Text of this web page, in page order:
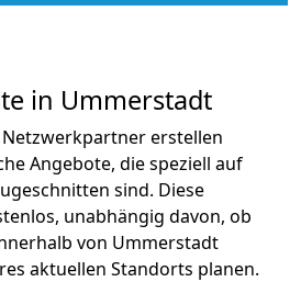
in Ummerstadt
erstellen
Angebote, die speziell auf
sind. Diese
unabhängig davon, ob
von Ummerstadt
aktuellen Standorts planen.